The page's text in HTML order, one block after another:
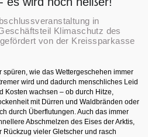
in
Klimaschutz des
von der Kreissparkasse
spüren, wie das Wettergeschehen immer
wird und dadurch menschliches Leid
Kosten wachsen – ob durch Hitze,
mit Dürren und Waldbränden oder
durch Überflutungen. Auch das immer
Abschmelzen des Eises der Arktis,
Rückzug vieler Gletscher und rasch